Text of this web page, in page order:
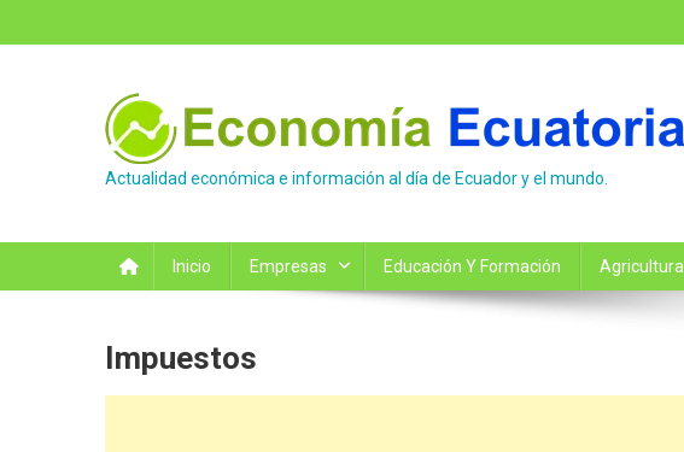
al
Actualidad económica e información al día de Ecuador y el mundo.
Inicio Empresas Educación Y Formación Agricultura
Impuestos